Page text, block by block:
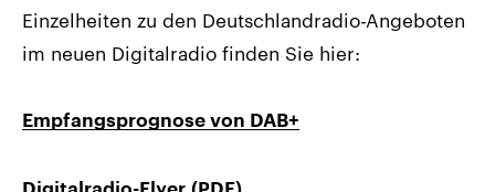
Einzelheiten zu den Deutschlandradio-Angeboten
im neuen Digitalradio finden Sie hier:
Empfangsprognose von DAB+